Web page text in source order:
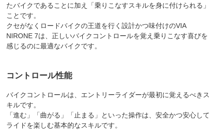
たバイクであることに加え「乗りこなすスキルを身に付けられる」
ことです。
クセがなくロードバイクの王道を行く設計かつ味付けのVIA
NIRONE 7は、正しいバイクコントロールを覚え乗りこなす喜びを
感じるのに最適なバイクです。
コントロール性能
バイクコントロールは、エントリーライダーが最初に覚えるべきス
キルです。
「進む」「曲がる」「止まる」といった操作は、安全かつ安心して
ライドを楽しむ基本的なスキルです。